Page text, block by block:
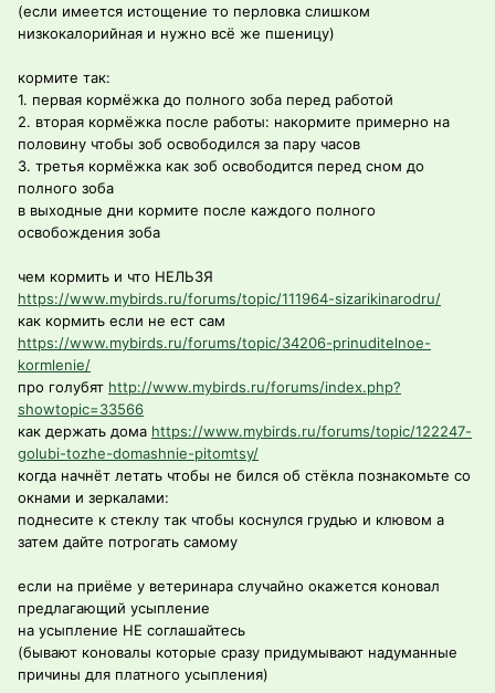
(если имеется истощение то перловка слишком
низкокалорийная и нужно всё же пшеницу)
кормите так:
1. первая кормёжка до полного зоба перед работой
2. вторая кормёжка после работы: накормите примерно на
половину чтобы зоб освободился за пару часов
3. третья кормёжка как зоб освободится перед сном до
полного зоба
в выходные дни кормите после каждого полного
освобождения зоба
чем кормить и что НЕЛЬЗЯ
https://www.mybirds.ru/forums/topic/111964-sizarikinarodru/
как кормить если не ест сам
https://www.mybirds.ru/forums/topic/34206-prinuditelnoe-
kormlenie/
про голубят http://www.mybirds.ru/forums/index.php?
showtopic=33566
как держать дома https://www.mybirds.ru/forums/topic/122247-
golubi-tozhe-domashnie-pitomtsy/
когда начнёт летать чтобы не бился об стёкла познакомьте со
окнами и зеркалами:
поднесите к стеклу так чтобы коснулся грудью и клювом а
затем дайте потрогать самому
если на приёме у ветеринара случайно окажется коновал
предлагающий усыпление
на усыпление НЕ соглашайтесь
(бывают коновалы которые сразу придумывают надуманные
причины для платного усыпления)